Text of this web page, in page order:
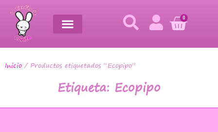
0
Inicio / Productos etiquetados “Ecopipo”
Etiqueta: Ecopipo